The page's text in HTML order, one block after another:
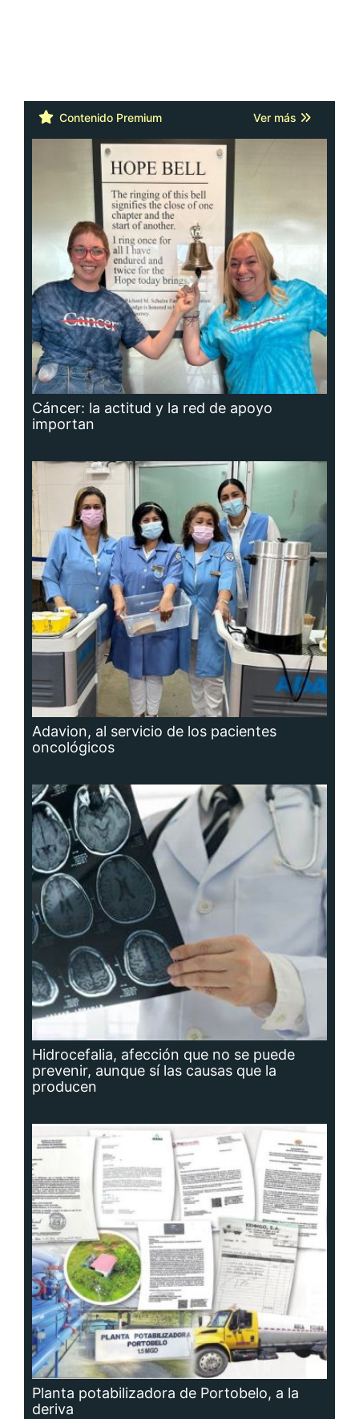
Contenido Premium Ver más
Cáncer: la actitud y la red de apoyo
importan
Adavion, al servicio de los pacientes
oncológicos
Hidrocefalia, afección que no se puede
prevenir, aunque sí las causas que la
producen
Planta potabilizadora de Portobelo, a la
deriva